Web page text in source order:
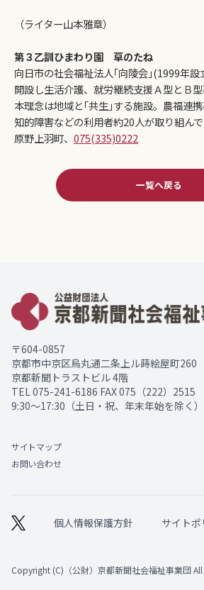
（ライター山本雅章）
第３乙訓ひまわり園 草のたね
向日市の社会福祉法人｢向陵会｣(1999年
開設し生活介護、就労継続支援Ａ型とＢ
本理念は地域と｢共生｣する施設。農福連
知的障害などの利用者約20人が取り組ん
原野上羽町、 075(335)0222
一覧へ戻る
〒604-0857
京都市中京区烏丸通二条上ル蒔絵屋町260
京都新聞トラストビル 4階
TEL 075-241-6186 FAX 075（222）2515
9:30～17:30（土日・祝、年末年始を除く）
サイトマップ
お問い合わせ
個人情報保護方針 サイトポ
Copyright (C)（公財）京都新聞社会福祉事業団 All